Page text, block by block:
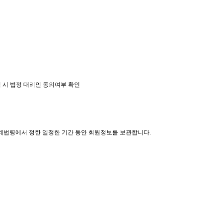
법정 대리인 동의여부 확인
령에서 정한 일정한 기간 동안 회원정보를 보관합니다.